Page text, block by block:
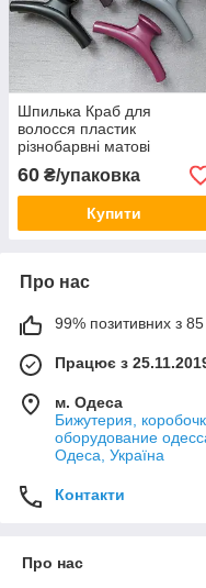
Шпилька Краб для
волосся пластик
різнобарвні матові
паковання із 6 штук
крабіка 12 х 4 см
60 ₴/упаковка
Купити
Про нас
99% позитивних з 85
Працює з
м. Одеса
Бижутерия,
оборудование
Одеса, Україна
Контакти
Про нас